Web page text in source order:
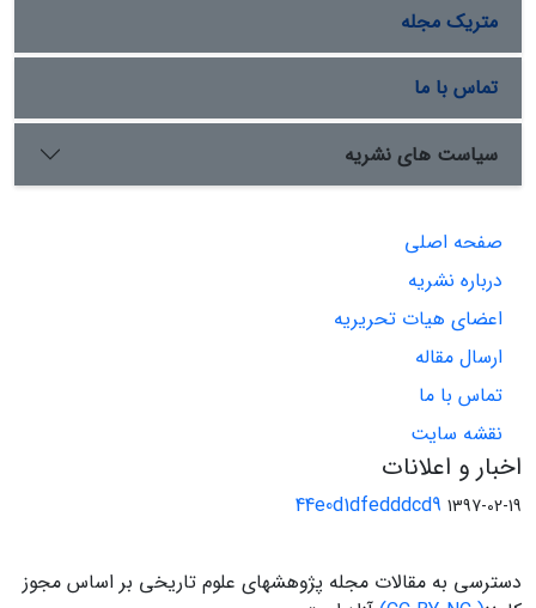
متریک مجله
تماس با ما
سیاست های نشریه
صفحه اصلی
درباره نشریه
اعضای هیات تحریریه
ارسال مقاله
تماس با ما
نقشه سایت
اخبار و اعلانات
44e0d1dfedddcd9 1397-02-19
دسترسی به مقالات مجله پژوهشهای علوم تاریخی بر اساس مجوز